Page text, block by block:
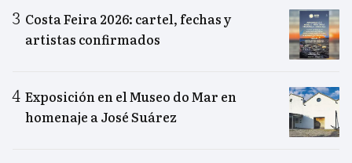
Costa Feira 2026: cartel, fechas y
artistas confirmados
Exposición en el Museo do Mar en
homenaje a José Suárez